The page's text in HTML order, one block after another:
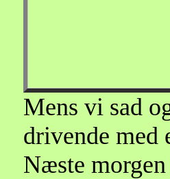
Mens vi sad
drivende med
Næste